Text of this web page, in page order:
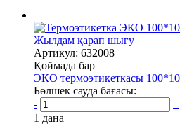
Жылдам қарап шығу
Артикул: 632008
Қоймада бар
ЭКО термоэтикеткасы
Бөлшек сауда бағасы:
-
+
1 дана